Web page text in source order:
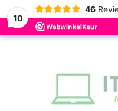
10
46